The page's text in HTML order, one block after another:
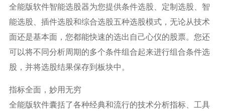
全能版软件智能选股器为您提供条件选股、定制选股、智
能选股、插件选股和综合选股五种选股模式，无论从技术
面还是基本面，您都能快速的选出自己心仪的股票。您还
可以将不同分析周期的多个条件组合起来进行组合条件选
股，并将选股结果保存到板块中。
指标全面，妙用无穷
全能版软件囊括了各种经典和流行的技术分析指标、工具